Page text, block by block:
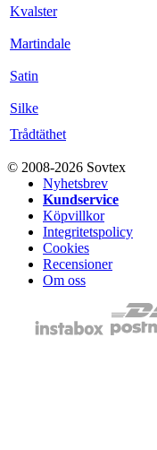
Kvalster
Martindale
Satin
Silke
Trådtäthet
© 2008-2026 Sovtex
Nyhetsbrev
Kundservice
Köpvillkor
Integritetspolicy
Cookies
Recensioner
Om oss